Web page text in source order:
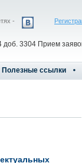
доб. 3304 Прием
-
Полезные ссылки